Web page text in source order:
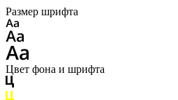
Размер шрифта
Цвет фона и шрифта